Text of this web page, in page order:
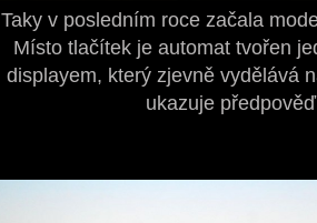
Taky v posledním roce začala
Místo tlačítek je automat tvořen
displayem, který zjevně vydělává
ukazuje